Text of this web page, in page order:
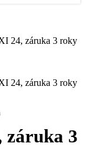
24, záruka 3 roky
24, záruka 3 roky
záruka 3